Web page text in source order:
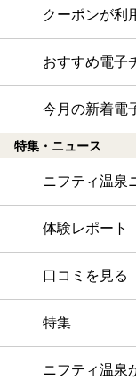
クーポンが利
おすすめ電子
今月の新着電
特集・ニュース
ニフティ温泉
体験レポート
口コミを見る
特集
ニフティ温泉